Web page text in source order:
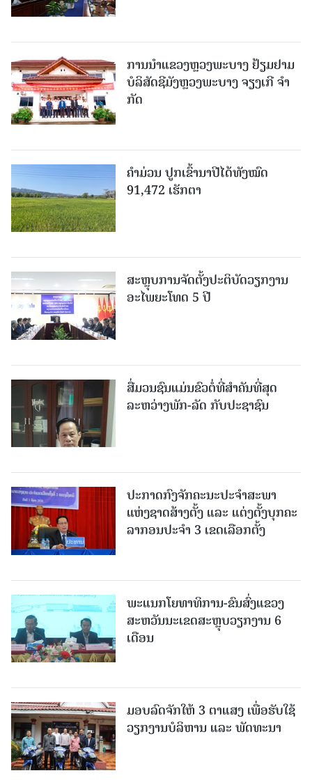
ການນຳແຂວງຫຼວງພະບາງ ຢ້ຽມ​ຢາມ
ບໍ​ລິ​ສັດຊີມັງຫຼວງພະບາງ ຈຽງເກີ ຈໍາ
ກັດ
ຄໍາມ່ວນ ປູກເຂົ້ານາປີໄດ້ທັງໝົດ
91,472 ເຮັກຕາ
ສະຫຼຸບການຈັດຕັ້ງປະຕິບັດວຽກງານ
ອະໄພຍະໂທດ 5 ປີ
ສື່ມວນຊົນແມ່ນຂົວຕໍ່ທີ່ສໍາຄັນທີ່ສຸດ
ລະຫວ່າງພັກ-ລັດ ກັບປະຊາຊົນ
ປະກາດກົງຈັກຄະນະປະຈໍາສະພາ
ແຫ່ງຊາດສ້າງຕັ້ງ ແລະ ແຕ່ງຕັ້ງບຸກຄະ
ລາກອນປະຈໍາ 3 ເຂດເລືອກຕັ້ງ
ພະແນກໂຍທາທິການ-ຂົນສົ່ງແຂວງ
ສະຫວັນນະເຂດສະຫຼຸບວຽກງານ 6
ເດືອນ
ມອບລົດຈັກໃຫ້ 3 ຕາແສງ ເພື່ອຮັບໃຊ້
ວຽກງານບໍລິຫານ ແລະ ພັດທະນາ